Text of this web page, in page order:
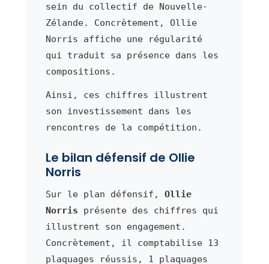
sein du collectif de Nouvelle-
Zélande. Concrètement, Ollie
Norris affiche une régularité
qui traduit sa présence dans les
compositions.
Ainsi, ces chiffres illustrent
son investissement dans les
rencontres de la compétition.
Le bilan défensif de Ollie
Norris
Sur le plan défensif, Ollie
Norris présente des chiffres qui
illustrent son engagement.
Concrètement, il comptabilise 13
plaquages réussis, 1 plaquages